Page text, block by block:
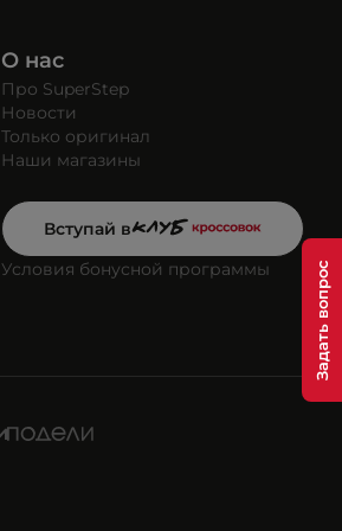
О нас
Про SuperStep
Новости
Только оригинал
Наши магазины
Вступай в
Условия бонусной программы